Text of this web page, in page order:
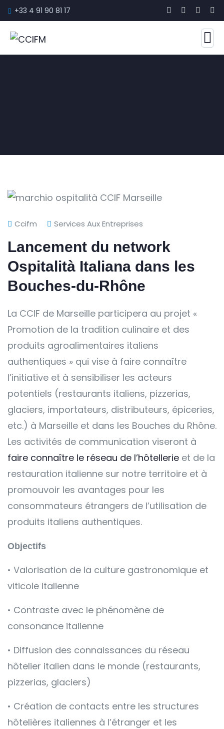
+33 4 91 90 81 17
Ccifm Services Aux Entreprises
Lancement du network
Ospitalità Italiana dans les
Bouches-du-Rhône
La CCIF de Marseille participera au projet «
Promotion de la tradition culinaire et des
produits agroalimentaires italiens
authentiques » qui vise à faire connaître
l’initiative et à sensibiliser les acteurs
potentiels (restaurants italiens, pizzerias,
glaciers, importateurs, distributeurs, épiceries,
etc.) à Marseille et dans les Bouches du Rhône.
Les activités de communication viseront à
faire connaître le réseau de l’hôtellerie et de la
restauration italienne sur notre territoire et à
promouvoir les avantages pour les
consommateurs étrangers de l’utilisation de
produits italiens authentiques.
Objectifs
• Valorisation de la culture gastronomique et
viticole italienne
• Contraste avec le phénomène de
consonance italienne
• Diffusion des connaissances du réseau
hôtelier italien dans le monde (restaurants,
pizzerias, glaciers)
• Création de contacts entre les structures
hôtelières italiennes à l’étranger et les